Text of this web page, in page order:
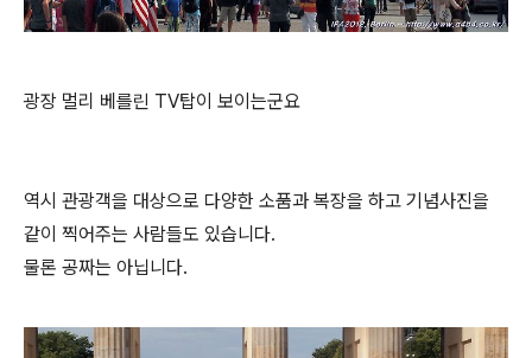
광장 멀리 베를린 TV탑이 보이는군요
역시 관광객을 대상으로 다양한 소품과 복장을 하고 기념사진을
같이 찍어주는 사람들도 있습니다.
물론 공짜는 아닙니다.